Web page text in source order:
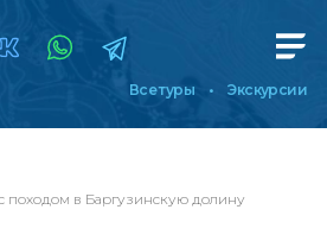
Все туры Экскурсии
походом в Баргузинскую долину